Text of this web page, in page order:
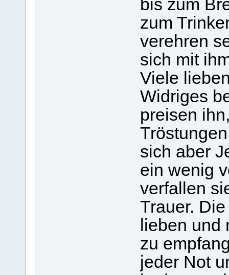
bis zum
zum
verehren
sich mit
Viele
Widriges
preisen
sich aber
ein wenig
verfallen
Trauer.
lieben und
zu
jeder Not